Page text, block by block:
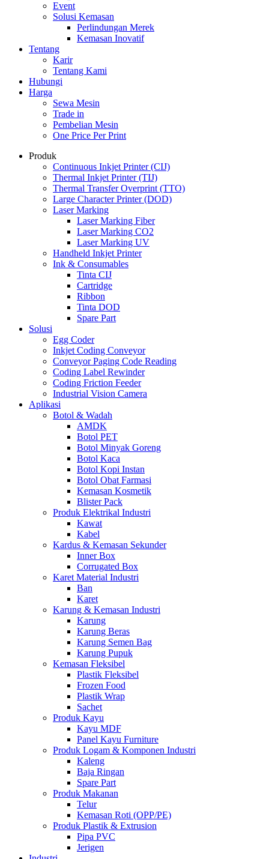
Event
Solusi Kemasan
Perlindungan Merek
Kemasan Inovatif
Tentang
Karir
Tentang Kami
Hubungi
Harga
Sewa Mesin
Trade in
Pembelian Mesin
One Price Per Print
Produk
Continuous Inkjet Printer (CIJ)
Thermal Inkjet Printer (TIJ)
Thermal Transfer Overprint (TTO)
Large Character Printer (DOD)
Laser Marking
Laser Marking Fiber
Laser Marking CO2
Laser Marking UV
Handheld Inkjet Printer
Ink & Consumables
Tinta CIJ
Cartridge
Ribbon
Tinta DOD
Spare Part
Solusi
Egg Coder
Inkjet Coding Conveyor
Conveyor Paging Code Reading
Coding Label Rewinder
Coding Friction Feeder
Industrial Vision Camera
Aplikasi
Botol & Wadah
AMDK
Botol PET
Botol Minyak Goreng
Botol Kaca
Botol Kopi Instan
Botol Obat Farmasi
Kemasan Kosmetik
Blister Pack
Produk Elektrikal Industri
Kawat
Kabel
Kardus & Kemasan Sekunder
Inner Box
Corrugated Box
Karet Material Industri
Ban
Karet
Karung & Kemasan Industri
Karung
Karung Beras
Karung Semen Bag
Karung Pupuk
Kemasan Fleksibel
Plastik Fleksibel
Frozen Food
Plastik Wrap
Sachet
Produk Kayu
Kayu MDF
Panel Kayu Furniture
Produk Logam & Komponen Industri
Kaleng
Baja Ringan
Spare Part
Produk Makanan
Telur
Kemasan Roti (OPP/PE)
Produk Plastik & Extrusion
Pipa PVC
Jerigen